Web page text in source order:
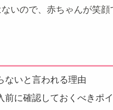
いので、赤ちゃんが笑
ないと言われる理由
前に確認しておくべきポ